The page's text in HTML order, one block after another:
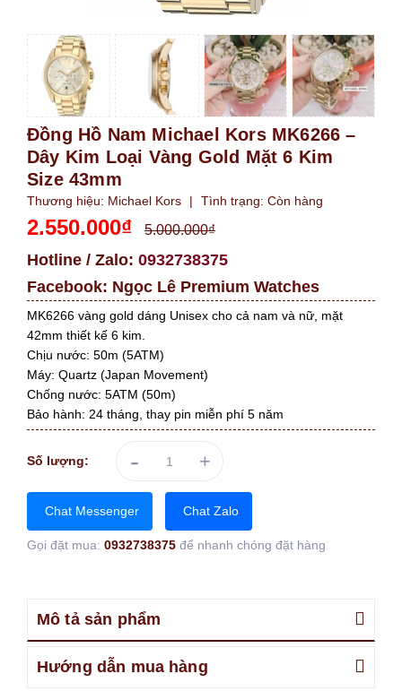
Đồng Hồ Nam Michael Kors MK6266 –
Dây Kim Loại Vàng Gold Mặt 6 Kim
Size 43mm
Thương hiệu: Michael Kors | Tình trạng: Còn hàng
2.550.000₫ 5.000.000₫
Hotline / Zalo: 0932738375
Facebook: Ngọc Lê Premium Watches
MK6266 vàng gold dáng Unisex cho cả nam và nữ, mặt
42mm thiết kế 6 kim.
Chịu nước: 50m (5ATM)
Máy: Quartz (Japan Movement)
Chống nước: 5ATM (50m)
Bảo hành: 24 tháng, thay pin miễn phí 5 năm
Số lượng: - +
Chat Messenger Chat Zalo
Gọi đặt mua: 0932738375 để nhanh chóng đặt hàng
Mô tả sản phẩm
Hướng dẫn mua hàng